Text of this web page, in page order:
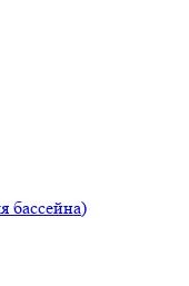
бассейна)